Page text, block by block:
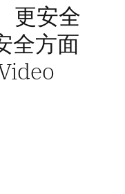
更安全
全方面